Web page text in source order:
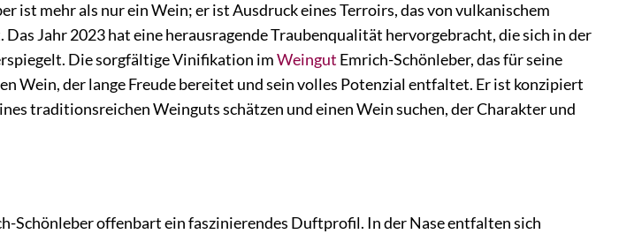
ist mehr als nur ein Wein; er ist Ausdruck eines Terroirs, das von vulkanischem
Jahr 2023 hat eine herausragende Traubenqualität hervorgebracht, die sich in der
Die sorgfältige Vinifikation imWeingut Emrich-Schönleber, das für seine
Wein, der lange Freude bereitet und sein volles Potenzial entfaltet. Er ist konzipiert
traditionsreichen Weinguts schätzen und einen Wein suchen, der Charakter und
Schönleber offenbart ein faszinierendes Duftprofil. In der Nase entfalten sich